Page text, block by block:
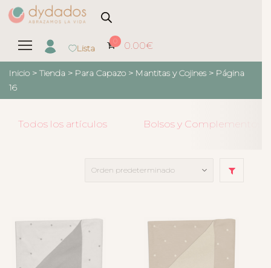
Lista
0 0.00€
Inicio > Tienda > Para Capazo > Mantitas y Cojines > Página
16
Todos los artículos Bolsos y Complementos